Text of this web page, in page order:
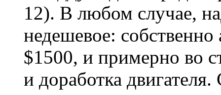
12). В любом случае,
недешевое: собственно
$1500, и примерно во
и доработка